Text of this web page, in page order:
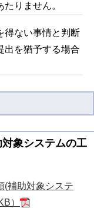
りません。
得ない事情と判断
出を猶予する場合
対象システムの工
(補助対象システ
）